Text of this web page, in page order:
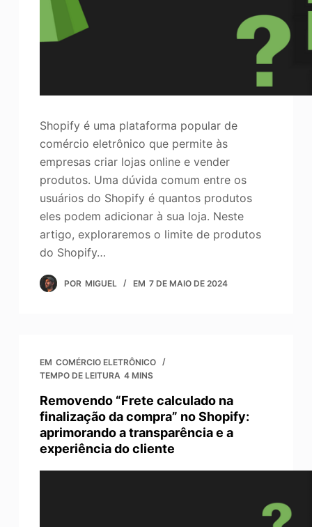
Shopify é uma plataforma popular de
comércio eletrônico que permite às
empresas criar lojas online e vender
produtos. Uma dúvida comum entre os
usuários do Shopify é quantos produtos
eles podem adicionar à sua loja. Neste
artigo, exploraremos o limite de produtos
do Shopify…
POR MIGUEL EM 7 DE MAIO DE 2024
EM COMÉRCIO ELETRÔNICO
TEMPO DE LEITURA 4 MINS
Removendo “Frete calculado na
finalização da compra” no Shopify:
aprimorando a transparência e a
experiência do cliente